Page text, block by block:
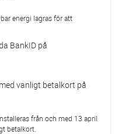
energi lagras för att
BankID på
vanligt betalkort på
från och med 13 april
betalkort.